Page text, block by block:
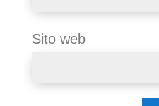
Sito web